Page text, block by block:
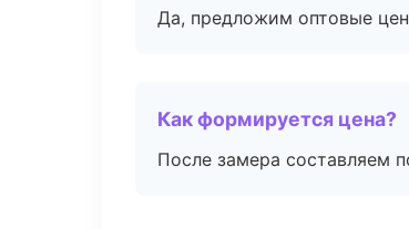
Да, предложим оптовые
Как формируется цена?
После замера составляем